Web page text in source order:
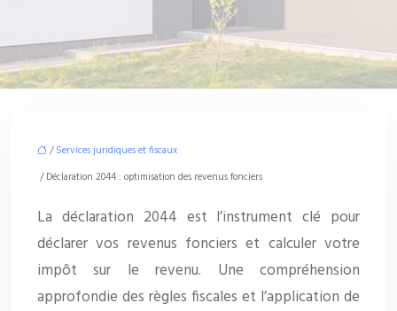
/Services juridiques et fiscaux
/ Déclaration 2044 : optimisation des revenus fonciers
La déclaration 2044 est l’instrument clé pour
déclarer vos revenus fonciers et calculer votre
impôt sur le revenu. Une compréhension
approfondie des règles fiscales et l’application de